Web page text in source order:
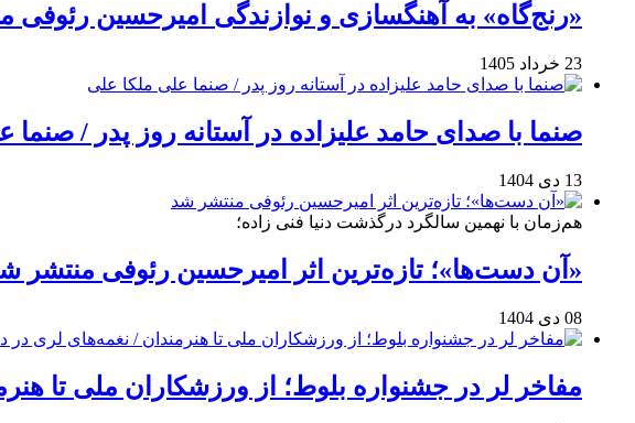
«رنج‌گاه» به آهنگسازی و نوازندگی امیرحسین رئوفی
23 خرداد 1405
صنما با صدای حامد علیزاده در آستانه روز پدر / صنما
13 دی 1404
هم‌زمان با نهمین سالگرد درگذشت دنیا فنی زاده؛
«آن دست‌ها»؛ تازه‌ترین اثر امیرحسین رئوفی منتشر
08 دی 1404
مفاخر لر در جشنواره بلوط؛ از ورزشکاران ملی تا